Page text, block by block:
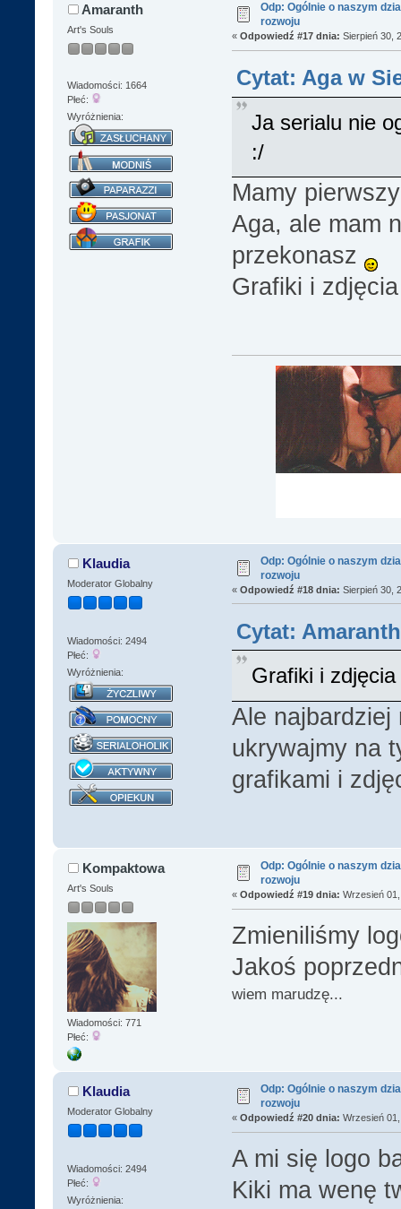
Amaranth
Art's Souls
Wiadomości: 1664
Płeć:
Wyróżnienia:
Odp: Ogólnie o naszym
rozwoju
« Odpowiedź #17 dnia: Sierpień 30,
Cytat: Aga w
Ja serialu nie
:/
Mamy
Aga, ale mam
przekonasz
Grafiki i
Klaudia
Moderator Globalny
Wiadomości: 2494
Płeć:
Wyróżnienia:
Odp: Ogólnie o naszym
rozwoju
« Odpowiedź #18 dnia: Sierpień 30,
Cytat:
Grafiki i
Ale najbardziej
ukrywajmy na
grafikami i
Kompaktowa
Art's Souls
Wiadomości: 771
Płeć:
Odp: Ogólnie o naszym
rozwoju
« Odpowiedź #19 dnia: Wrzesień
Zmieniliśmy
Jakoś
wiem marudzę...
Klaudia
Moderator Globalny
Wiadomości: 2494
Płeć:
Wyróżnienia:
Odp: Ogólnie o naszym
rozwoju
« Odpowiedź #20 dnia: Wrzesień
A mi się logo
Kiki ma wenę